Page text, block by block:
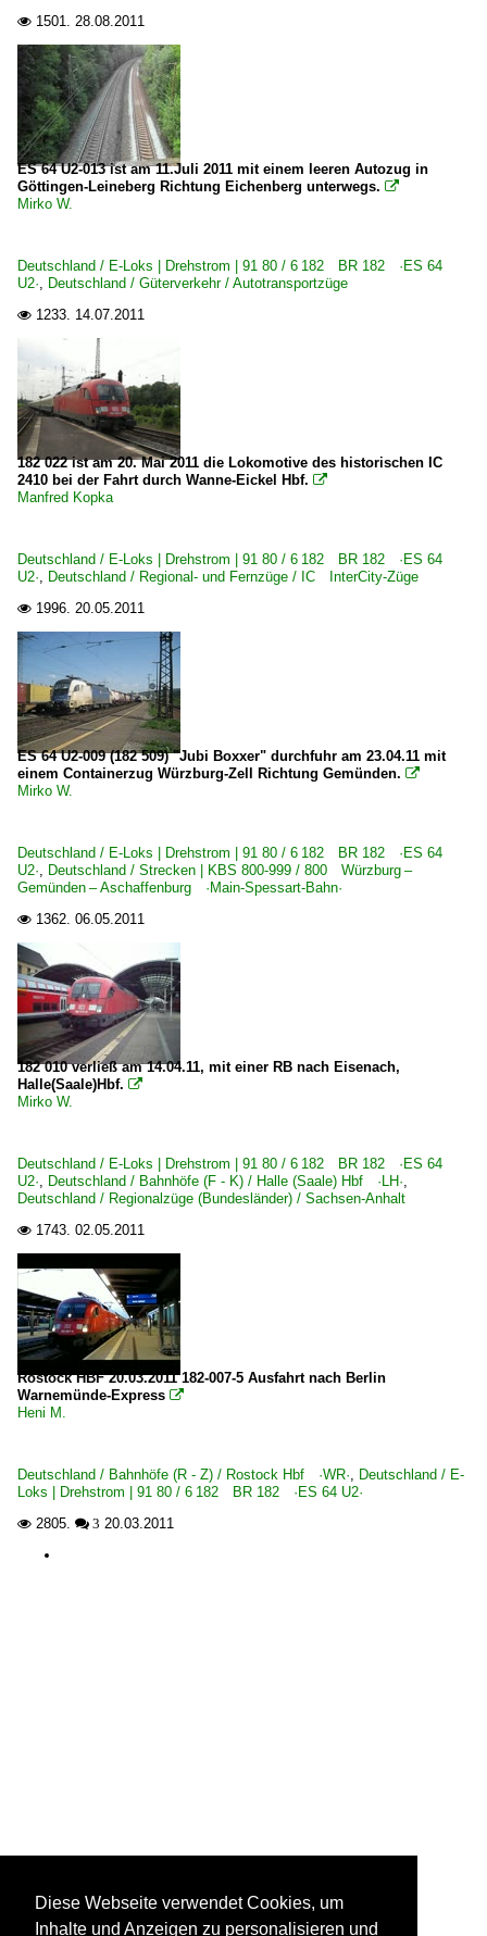
 1501. 28.08.2011
ES 64 U2-013 ist am 11.Juli 2011 mit einem leeren Autozug in
Göttingen-Leineberg Richtung Eichenberg unterwegs. 
Mirko W.
Deutschland / E-Loks | Drehstrom | 91 80 / 6 182 BR 182 ·ES 64
U2·, Deutschland / Güterverkehr / Autotransportzüge
 1233. 14.07.2011
182 022 ist am 20. Mai 2011 die Lokomotive des historischen IC
2410 bei der Fahrt durch Wanne-Eickel Hbf. 
Manfred Kopka
Deutschland / E-Loks | Drehstrom | 91 80 / 6 182 BR 182 ·ES 64
U2·, Deutschland / Regional- und Fernzüge / IC InterCity-Züge
 1996. 20.05.2011
ES 64 U2-009 (182 509) "Jubi Boxxer" durchfuhr am 23.04.11 mit
einem Containerzug Würzburg-Zell Richtung Gemünden. 
Mirko W.
Deutschland / E-Loks | Drehstrom | 91 80 / 6 182 BR 182 ·ES 64
U2·, Deutschland / Strecken | KBS 800-999 / 800 Würzburg –
Gemünden – Aschaffenburg ·Main-Spessart-Bahn·
 1362. 06.05.2011
182 010 verließ am 14.04.11, mit einer RB nach Eisenach,
Halle(Saale)Hbf. 
Mirko W.
Deutschland / E-Loks | Drehstrom | 91 80 / 6 182 BR 182 ·ES 64
U2·, Deutschland / Bahnhöfe (F - K) / Halle (Saale) Hbf ·LH·,
Deutschland / Regionalzüge (Bundesländer) / Sachsen-Anhalt
 1743. 02.05.2011
Rostock HBF 20.03.2011 182-007-5 Ausfahrt nach Berlin
Warnemünde-Express 
Heni M.
Deutschland / Bahnhöfe (R - Z) / Rostock Hbf ·WR·, Deutschland / E-
Loks | Drehstrom | 91 80 / 6 182 BR 182 ·ES 64 U2·
 2805.  3 20.03.2011
Diese Webseite verwendet Cookies, um
Inhalte und Anzeigen zu personalisieren und